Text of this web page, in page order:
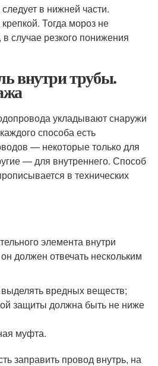
в нижней части.
Тогда мороз не
случае резкого понижения
внутри трубы.
укладывают снаружи
способа есть
— некоторые только для
— для внутреннего. Способ
в технических
элемента внутри
должен отвечать нескольким
вредных веществ;
защиты должна быть не ниже
муфта.
заправить провод внутрь, на